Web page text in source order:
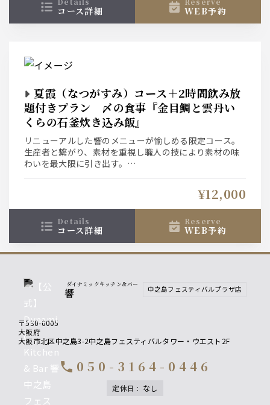
コース詳細 WEB予約
夏霞（なつがすみ）コース＋2時間飲み放
題付きプラン 〆の食事『金目鯛と雲丹い
くらの石釜炊き込み飯』
リニューアルした響のメニューが愉しめる限定コース。
生産者と繋がり、素材を重視し職人の技により素材の味
わいを最大限に引き出す。
〆の食事は『金目鯛と雲丹いくらの石釜炊き込み飯』
¥12,000
details
コース詳細
reserve
WEB予約
ダイナミックキッチン＆バー
響 中之島フェスティバルプラザ店
〒530-0005
大阪府
大阪市北区中之島3-2中之島フェスティバルタワー・ウエスト2F
call 050-3164-0446
定休日 : なし